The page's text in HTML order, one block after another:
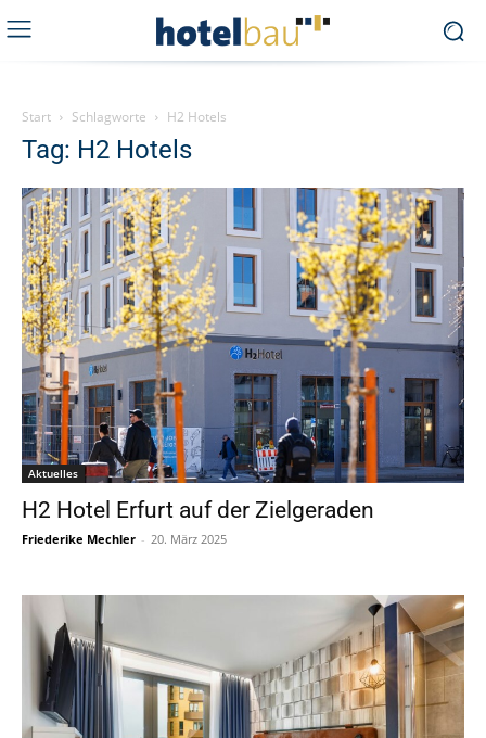
Start Schlagworte H2 Hotels
Tag: H2 Hotels
Aktuelles
H2 Hotel Erfurt auf der Zielgeraden
Friederike Mechler - 20. März 2025